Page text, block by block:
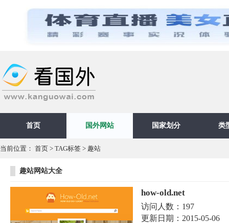
首页 国外网站 国家划分 类
当前位置： 首页 > TAG标签 > 趣站
趣站网站大全
how-old.net
访问人数： 197
更新日期： 2015-05-06